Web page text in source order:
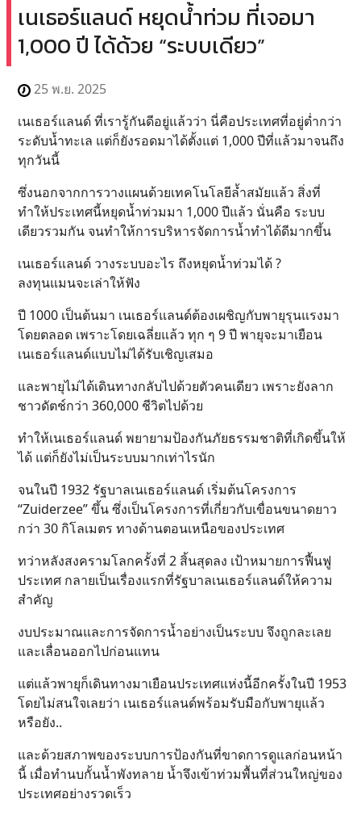
เนเธอร์แลนด์ หยุดน้ำท่วม ที่เจอมา
1,000 ปี ได้ด้วย “ระบบเดียว”
25 พ.ย. 2025
เนเธอร์แลนด์ ที่เรารู้กันดีอยู่แล้วว่า นี่คือประเทศที่อยู่ต่ำกว่า
ระดับน้ำทะเล แต่ก็ยังรอดมาได้ตั้งแต่ 1,000 ปีที่แล้วมาจนถึง
ทุกวันนี้
ซึ่งนอกจากการวางแผนด้วยเทคโนโลยีล้ำสมัยแล้ว สิ่งที่
ทำให้ประเทศนี้หยุดน้ำท่วมมา 1,000 ปีแล้ว นั่นคือ ระบบ
เดียวรวมกัน จนทำให้การบริหารจัดการน้ำทำได้ดีมากขึ้น
เนเธอร์แลนด์ วางระบบอะไร ถึงหยุดน้ำท่วมได้ ?
ลงทุนแมนจะเล่าให้ฟัง
ปี 1000 เป็นต้นมา เนเธอร์แลนด์ต้องเผชิญกับพายุรุนแรงมา
โดยตลอด เพราะโดยเฉลี่ยแล้ว ทุก ๆ 9 ปี พายุจะมาเยือน
เนเธอร์แลนด์แบบไม่ได้รับเชิญเสมอ
และพายุไม่ได้เดินทางกลับไปด้วยตัวคนเดียว เพราะยังลาก
ชาวดัตช์กว่า 360,000 ชีวิตไปด้วย
ทำให้เนเธอร์แลนด์ พยายามป้องกันภัยธรรมชาติที่เกิดขึ้นให้
ได้ แต่ก็ยังไม่เป็นระบบมากเท่าไรนัก
จนในปี 1932 รัฐบาลเนเธอร์แลนด์ เริ่มต้นโครงการ
“Zuiderzee” ขึ้น ซึ่งเป็นโครงการที่เกี่ยวกับเขื่อนขนาดยาว
กว่า 30 กิโลเมตร ทางด้านตอนเหนือของประเทศ
ทว่าหลังสงครามโลกครั้งที่ 2 สิ้นสุดลง เป้าหมายการฟื้นฟู
ประเทศ กลายเป็นเรื่องแรกที่รัฐบาลเนเธอร์แลนด์ให้ความ
สำคัญ
งบประมาณและการจัดการน้ำอย่างเป็นระบบ จึงถูกละเลย
และเลื่อนออกไปก่อนแทน
แต่แล้วพายุก็เดินทางมาเยือนประเทศแห่งนี้อีกครั้งในปี 1953
โดยไม่สนใจเลยว่า เนเธอร์แลนด์พร้อมรับมือกับพายุแล้ว
หรือยัง..
และด้วยสภาพของระบบการป้องกันที่ขาดการดูแลก่อนหน้า
นี้ เมื่อทำนบกั้นน้ำพังทลาย น้ำจึงเข้าท่วมพื้นที่ส่วนใหญ่ของ
ประเทศอย่างรวดเร็ว